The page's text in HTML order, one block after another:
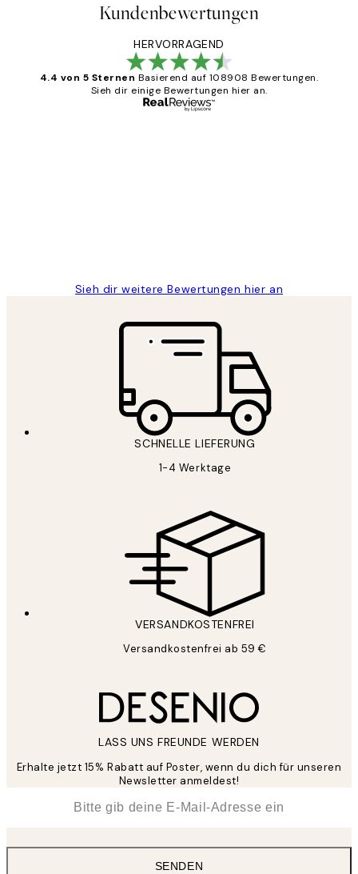
Kundenbewertungen
HERVORRAGEND
4.4 von 5 Sternen Basierend auf 108908 Bewertungen.
Sieh dir einige Bewertungen hier an.
Sieh dir weitere Bewertungen hier an
SCHNELLE LIEFERUNG
1-4 Werktage
VERSANDKOSTENFREI
Versandkostenfrei ab 59 €
LASS UNS FREUNDE WERDEN
Erhalte jetzt 15% Rabatt auf Poster, wenn du dich für unseren
Newsletter anmeldest!
SENDEN